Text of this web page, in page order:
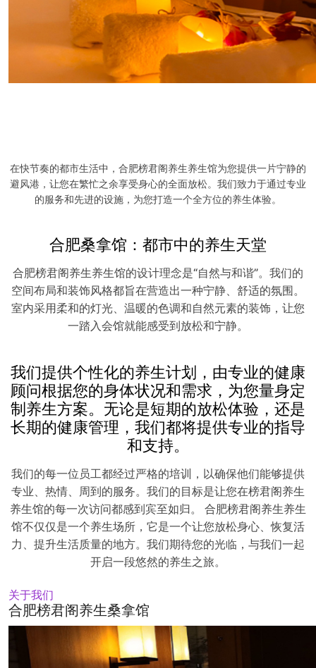
促进血液循环，缓解疲劳。足疗不仅能够放松您的双
脚，还能帮助您恢复整体的活力。
在快节奏的都市生活中，合肥榜君阁养生养生馆为您提供一片宁静的
避风港，让您在繁忙之余享受身心的全面放松。我们致力于通过专业
的服务和先进的设施，为您打造一个全方位的养生体验。
合肥桑拿馆：都市中的养生天堂
合肥榜君阁养生养生馆的设计理念是“自然与和谐”。我们的
空间布局和装饰风格都旨在营造出一种宁静、舒适的氛围。
室内采用柔和的灯光、温暖的色调和自然元素的装饰，让您
一踏入会馆就能感受到放松和宁静。
我们提供个性化的养生计划，由专业的健康
顾问根据您的身体状况和需求，为您量身定
制养生方案。无论是短期的放松体验，还是
长期的健康管理，我们都将提供专业的指导
和支持。
我们的每一位员工都经过严格的培训，以确保他们能够提供
专业、热情、周到的服务。我们的目标是让您在榜君阁养生
养生馆的每一次访问都感到宾至如归。 合肥榜君阁养生养生
馆不仅仅是一个养生场所，它是一个让您放松身心、恢复活
力、提升生活质量的地方。我们期待您的光临，与我们一起
开启一段悠然的养生之旅。
关于我们
合肥榜君阁养生桑拿馆